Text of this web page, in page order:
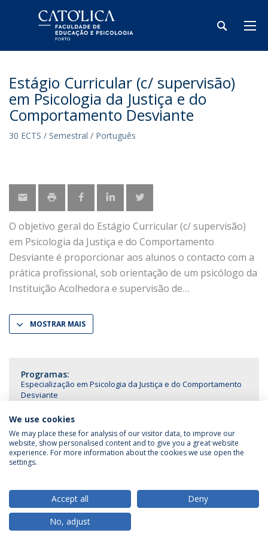
Estágio Curricular (c/ supervisão)
em Psicologia da Justiça e do
Comportamento Desviante
30 ECTS / Semestral / Português
O objetivo geral do Estágio Curricular (c/ supervisão)
em Psicologia da Justiça e do Comportamento
Desviante é proporcionar aos alunos o contacto com a
prática profissional, sob orientação de um psicólogo da
Instituição Acolhedora e supervisão de
MOSTRAR MAIS
Programas:
Especialização em Psicologia da Justiça e do Comportamento
Desviante
Política de Privacidade
Termos & Condições
© 2026 Universidade Católica Portuguesa
We use cookies
We may place these for analysis of our visitor data, to improve our
website, show personalised content and to give you a great website
experience. For more information about the cookies we use open the
settings.
Accept all
Deny
No, adjust